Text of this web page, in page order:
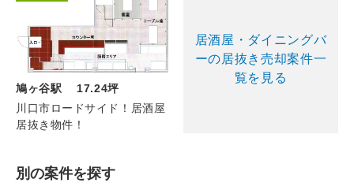
鳩ヶ谷駅 17.24坪
川口市ロードサイド！居酒屋
居抜き物件！
居酒屋・ダイニングバ
ーの居抜き売却案件一
覧を見る
別の案件を探す